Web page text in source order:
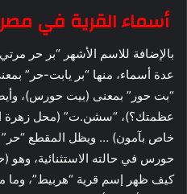
أسماء القرية في
بالإضافة للاسم الأشهر “بر حر
عدة أسماء، منها “بر يابت-حر”
“بت حور” بمعنى (بيت حورس)،
عظمتك؟)، “سشن.ت” (محل زهرة
خاص بآمون) … ويظل المقطع “حر”
حورس في حالته الاستثنائية، وهو
كيف ظهر إسم قرية “هربيط”، وما